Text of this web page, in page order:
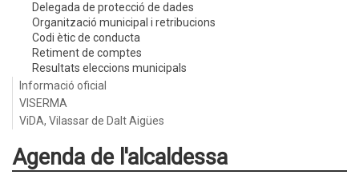
Delegada de protecció de dades
Organització municipal i retribucions
Codi ètic de conducta
Retiment de comptes
Resultats eleccions municipals
Informació oficial
VISERMA
ViDA, Vilassar de Dalt Aigües
Agenda de l'alcaldessa